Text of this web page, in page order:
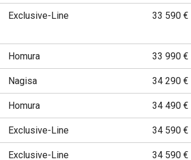
Exclusive-Line 33 590 €
Homura 33 990 €
Nagisa 34 290 €
Homura 34 490 €
Exclusive-Line 34 590 €
Exclusive-Line 34 590 €